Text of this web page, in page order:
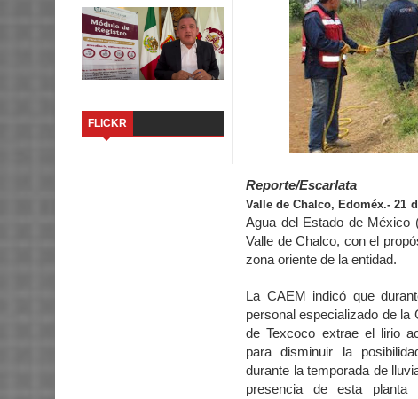
FLICKR
Reporte/Escarlata
Valle de Chalco, Edoméx.- 21
Agua del Estado de México
Valle de Chalco, con el
zona oriente de la entidad.
La CAEM indicó que
personal especializado de la
de Texcoco extrae el lirio
para disminuir la
durante la temporada de
presencia de esta